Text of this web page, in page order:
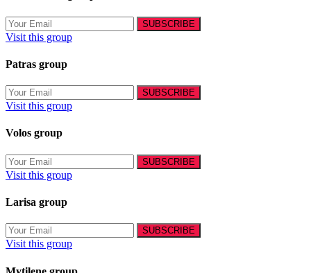
Visit this group
Patras group
Visit this group
Volos group
Visit this group
Larisa group
Visit this group